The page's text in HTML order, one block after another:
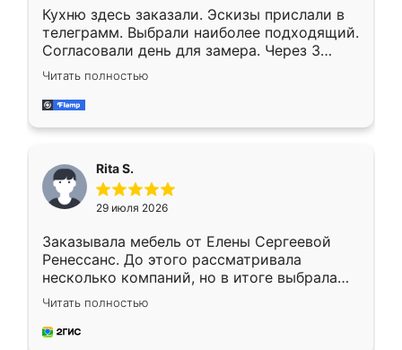
Кухню здесь заказали. Эскизы прислали в
телеграмм. Выбрали наиболее подходящий.
Согласовали день для замера. Через 3
недели кухня была уже готова. Остались
довольны работой. Спасибо Ренессанс
мебель за качественную работу!
Читать полностью
Rita S.
29 июля 2026
Заказывала мебель от Елены Сергеевой
Ренессанс. До этого рассматривала
несколько компаний, но в итоге выбрала
эту. Сначала обговорили условия, потом
приехал замерщик, всё спокойно объяснил
и снял размеры. Изготовили в срок, с
Читать полностью